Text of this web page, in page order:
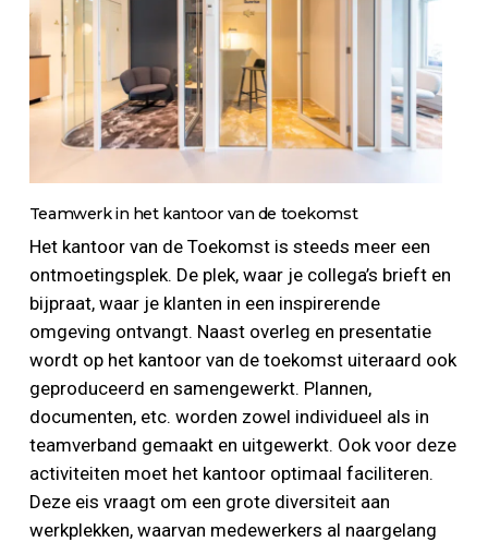
Teamwerk in het kantoor van de toekomst
Het kantoor van de Toekomst is steeds meer een
ontmoetingsplek. De plek, waar je collega’s brieft en
bijpraat, waar je klanten in een inspirerende
omgeving ontvangt. Naast overleg en presentatie
wordt op het kantoor van de toekomst uiteraard ook
geproduceerd en samengewerkt. Plannen,
documenten, etc. worden zowel individueel als in
teamverband gemaakt en uitgewerkt. Ook voor deze
activiteiten moet het kantoor optimaal faciliteren.
Deze eis vraagt om een grote diversiteit aan
werkplekken, waarvan medewerkers al naargelang